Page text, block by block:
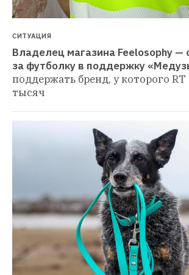
СИТУАЦИЯ
Владелец магазина Feelosophy —
за футболку в поддержку
поддержать бренд, у которого
тысяч